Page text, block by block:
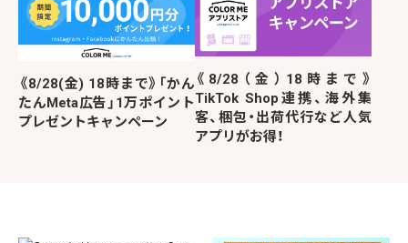
《8/28(金) 18時まで》「かん
たんMeta広告」1万ポイント
プレゼントキャンペーン
《8/28（金）18時まで》
TikTok Shop連携、海外集
客、梱包・出荷代行など人気
アプリがお得！